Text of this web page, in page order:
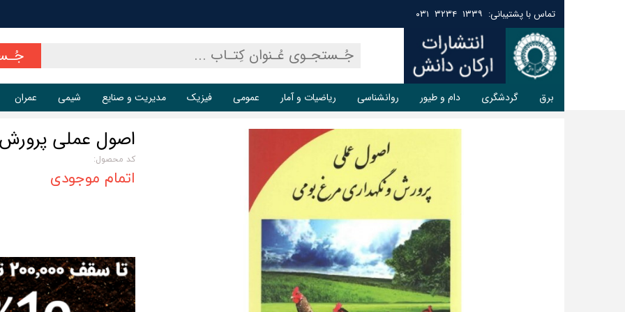
برق گردشگری دام و طیور روانشناسی ریاضیات و آمار عمومی فیزیک مدیریت و صنایع شیمی عمران
تماس با پشتیبانی: ۱۳۳۹ ۳۲۳۴ ۰۳۱
اصول عملی
کد محصول:
اتمام موجودی